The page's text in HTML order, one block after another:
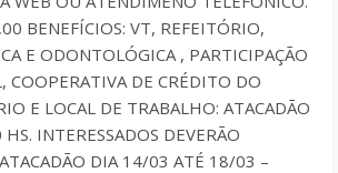
BENEFÍCIOS: VT, REFEITÓRIO,
E ODONTOLÓGICA , PARTICIPAÇÃO
COOPERATIVA DE CRÉDITO DO
E LOCAL DE TRABALHO: ATACADÃO
INTERESSADOS DEVERÃO
DIA 14/03 ATÉ 18/03 –